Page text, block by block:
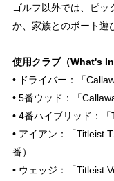
ゴルフ以外では、ピッ
か、家族とのボート遊
使用クラブ（What's In
• ドライバー：「
• 5番ウッド：「
• 4番ハイブリッド：「
• アイアン：「Titleist
番）
• ウェッジ：「Titleist